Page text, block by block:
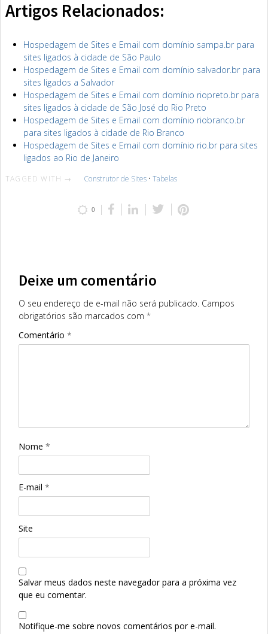
Artigos Relacionados:
Hospedagem de Sites e Email com domínio sampa.br para
sites ligados à cidade de São Paulo
Hospedagem de Sites e Email com domínio salvador.br para
sites ligados a Salvador
Hospedagem de Sites e Email com domínio riopreto.br para
sites ligados à cidade de São José do Rio Preto
Hospedagem de Sites e Email com domínio riobranco.br
para sites ligados à cidade de Rio Branco
Hospedagem de Sites e Email com domínio rio.br para sites
ligados ao Rio de Janeiro
TAGGED WITH → Construtor de Sites• Tabelas
0
Deixe um comentário
O seu endereço de e-mail não será publicado. Campos
obrigatórios são marcados com *
Comentário *
Nome *
E-mail *
Site
Salvar meus dados neste navegador para a próxima vez
que eu comentar.
Notifique-me sobre novos comentários por e-mail.